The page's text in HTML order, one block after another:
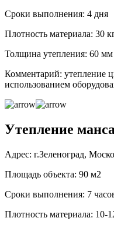
Сроки выполнения: 4 дня
Плотность материала: 30
Толщина утепления: 60 мм
Комментарий: утепление
использованием
Утепление
Адрес: г.Зеленоград,
Площадь объекта: 90 м2
Сроки выполнения: 7
Плотность материала: 10-